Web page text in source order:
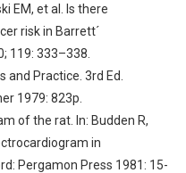
EM, et al. Is there
risk in Barrett´
119: 333–338.
and Practice. 3rd Ed.
1979: 823p.
of the rat. In: Budden R,
in
Pergamon Press 1981: 15-